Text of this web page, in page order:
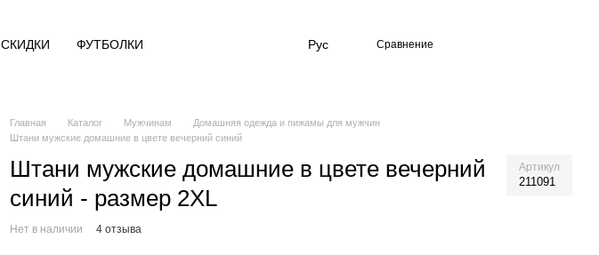
СКИДКИ ФУТБОЛКИ Рус Сравнение
Главная Каталог Мужчинам
Домашняя одежда и пижамы для мужчин
Штани мужские домашние в цвете вечерний синий
Штани мужские домашние в цвете вечерний
синий - размер 2XL
Артикул
211091
Нет в наличии 4 отзыва